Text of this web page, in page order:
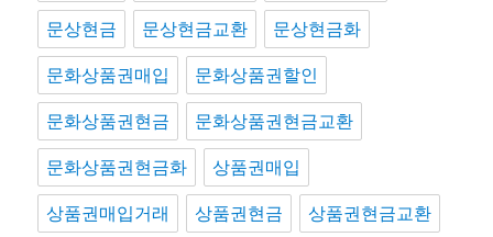
문상현금 문상현금교환 문상현금화
문화상품권매입 문화상품권할인
문화상품권현금 문화상품권현금교환
문화상품권현금화 상품권매입
상품권매입거래 상품권현금 상품권현금교환